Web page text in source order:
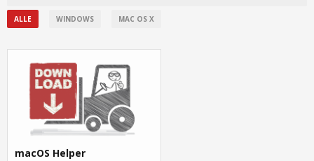
ALLE WINDOWS MAC OS X
macOS Helper